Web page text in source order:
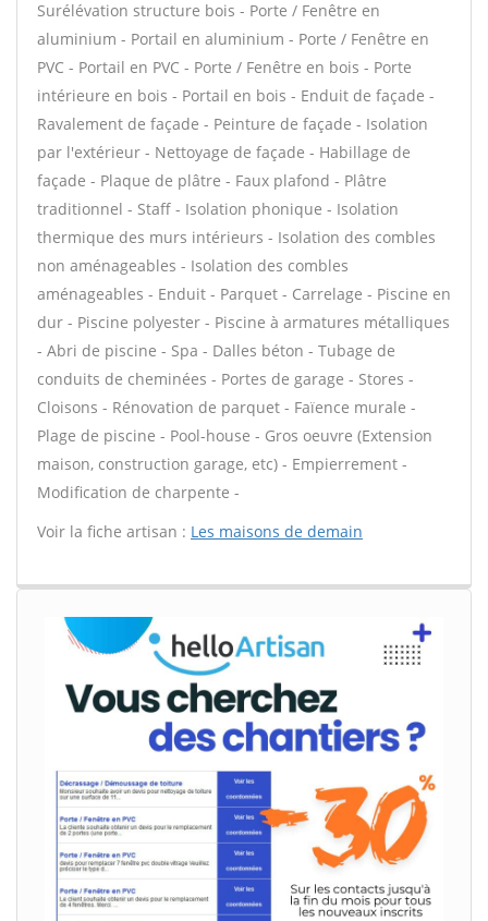
Surélévation structure bois - Porte / Fenêtre en
aluminium - Portail en aluminium - Porte / Fenêtre en
PVC - Portail en PVC - Porte / Fenêtre en bois - Porte
intérieure en bois - Portail en bois - Enduit de façade -
Ravalement de façade - Peinture de façade - Isolation
par l'extérieur - Nettoyage de façade - Habillage de
façade - Plaque de plâtre - Faux plafond - Plâtre
traditionnel - Staff - Isolation phonique - Isolation
thermique des murs intérieurs - Isolation des combles
non aménageables - Isolation des combles
aménageables - Enduit - Parquet - Carrelage - Piscine en
dur - Piscine polyester - Piscine à armatures métalliques
- Abri de piscine - Spa - Dalles béton - Tubage de
conduits de cheminées - Portes de garage - Stores -
Cloisons - Rénovation de parquet - Faïence murale -
Plage de piscine - Pool-house - Gros oeuvre (Extension
maison, construction garage, etc) - Empierrement -
Modification de charpente -
Voir la fiche artisan : Les maisons de demain